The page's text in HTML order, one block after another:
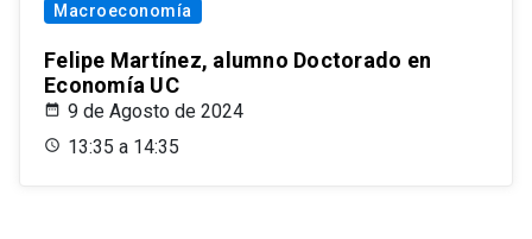
Macroeconomía
Felipe Martínez, alumno Doctorado en
Economía UC
9 de Agosto de 2024
13:35 a 14:35